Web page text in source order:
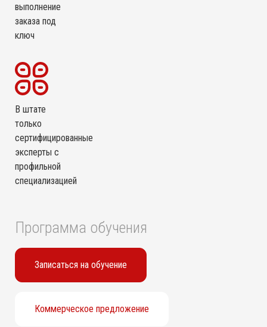
выполнение
заказа под
ключ
В штате
только
сертифицированные
эксперты с
профильной
специализацией
Программа обучения
Записаться на обучение
Коммерческое предложение